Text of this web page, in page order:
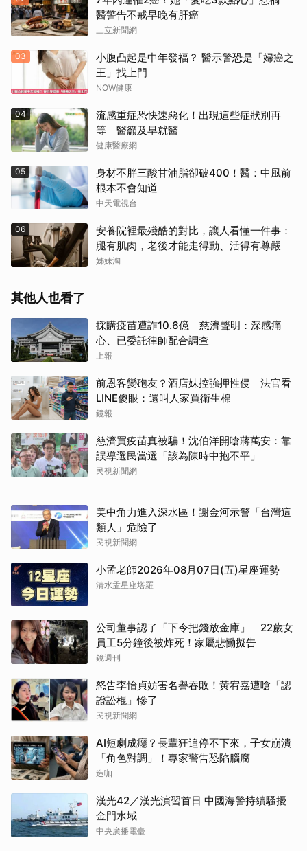
醫警告不戒早晚有肝癌
三立新聞網
03
小腹凸起是中年發福？ 醫示警恐是「婦癌之
王」找上門
NOW健康
04
流感重症恐快速惡化！出現這些症狀別再
等 醫籲及早就醫
健康醫療網
05
身材不胖三酸甘油脂卻破400！醫：中風前
根本不會知道
中天電視台
06
安養院裡最殘酷的對比，讓人看懂一件事：
腿有肌肉，老後才能走得動、活得有尊嚴
姊妹淘
其他人也看了
採購疫苗遭詐10.6億 慈濟聲明：深感痛
心、已委託律師配合調查
上報
前恩客變砲友？酒店妹控強押性侵 法官看
LINE傻眼：還叫人家買衛生棉
鏡報
慈濟買疫苗真被騙！沈伯洋開嗆蔣萬安：靠
誤導選民當選「該為陳時中抱不平」
民視新聞網
美中角力進入深水區！謝金河示警「台灣這
類人」危險了
民視新聞網
小孟老師2026年08月07日(五)星座運勢
清水孟星座塔羅
公司董事認了「下令把錢放金庫」 22歲女
員工5分鐘後被炸死！家屬悲慟擬告
鏡週刊
怒告李怡貞妨害名譽吞敗！黃宥嘉遭嗆「認
證訟棍」慘了
民視新聞網
AI短劇成癮？長輩狂追停不下來，子女崩潰
「角色對調」！專家警告恐陷腦腐
造咖
漢光42／漢光演習首日 中國海警持續騷擾
金門水域
中央廣播電臺